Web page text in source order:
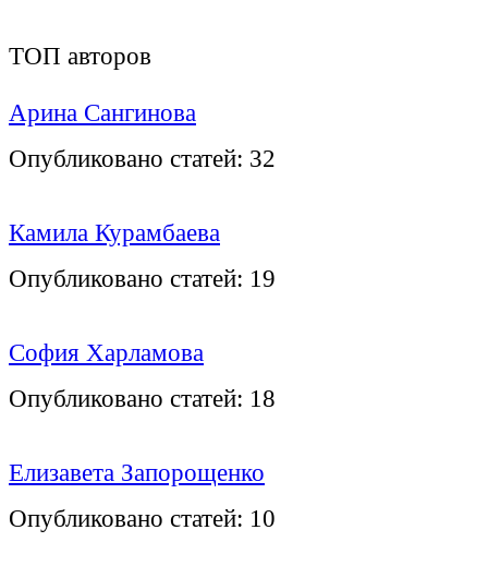
ТОП авторов
Арина Сангинова
Опубликовано статей: 32
Камила Курамбаева
Опубликовано статей: 19
София Харламова
Опубликовано статей: 18
Елизавета Запорощенко
Опубликовано статей: 10